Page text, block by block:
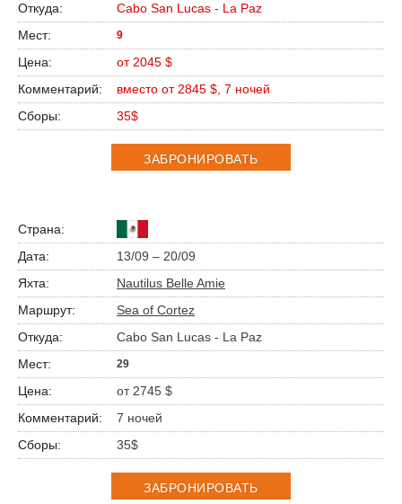
Cabo San Lucas - La Paz
9
от 2045 $
вместо от 2845 $, 7 ночей
35$
ЗАБРОНИРОВАТЬ
13/09 – 20/09
Nautilus Belle Amie
Sea of Cortez
Cabo San Lucas - La Paz
29
от 2745 $
7 ночей
35$
ЗАБРОНИРОВАТЬ